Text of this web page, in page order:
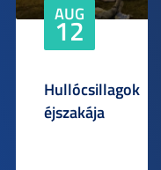
AUG
12
Hullócsillagok
éjszakája